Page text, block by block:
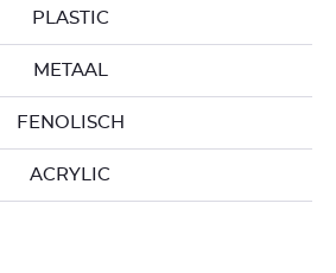
PLASTIC
METAAL
FENOLISCH
ACRYLIC